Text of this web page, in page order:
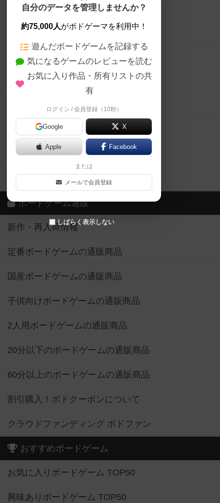
自分のデータを管理しませんか？
約75,000人がボドゲーマを利用中！
遊んだボードゲームを記録する
気になるゲームのレビューを読む
お気に入り作品・所有リストの共
有
ログイン / 会員登録（10秒）
Google X
Apple Facebook
または
メールで会員登録
しばらく表示しない
ボードゲームを検索する
ボードゲームの新着レビュー
ボードゲーム会情報
メカニクス特集
掲示板・トピックス
ボドとも・会員一覧
ボードゲーム業界コラム
ボドゲーマご利用案内
ボードゲーム通販
新作・再入荷情報
定番ボードゲームの通販商品
国産ボードゲームの通販商品
子供向けボードゲームの通販商品
2人用ボードゲームの通販商品
20分以下のボードゲームの通販商品
60分以上のボードゲームの通販商品
割引購入！ボドクーポンについて
クラウドファンディング ボドファン
おすすめボードゲーム
お気に入りボードゲーム TOP50
興味ありボードゲーム TOP50